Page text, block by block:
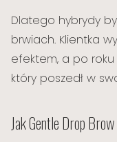
Dlatego hybrydy
brwiach. Klientka
efektem, a po
który poszedł w
Jak Gentle Drop